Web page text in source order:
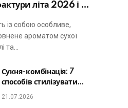
літа 2026 і не
із собою особливе,
ароматом сухої
та…
Сукня-комбінація: 7
способів стилізувати
головну базу літа від
21.07.2026